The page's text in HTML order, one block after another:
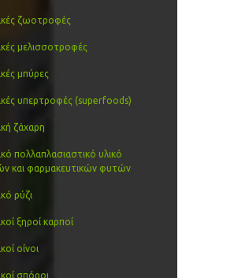
ζωοτροφές
μελισσοτροφές
μπύρες
υπερτροφές (superfoods)
ζάχαρη
πολλαπλασιαστικό υλικό
και φαρμακευτικών φυτών
ρύζι
ξηροί καρποί
οίνοι
σπόροι